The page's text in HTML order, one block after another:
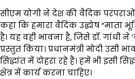
सीएम योगी ने देश की वैदिक परंपराओं
कहा कि हमारा वैदिक उद्घोष “माता
है। यह वही भावना है, जिसे डॉ. गांधी
प्रस्तुत किया। प्रधानमंत्री मोदी उसी
सिद्धांत में दोहरा रहे हैं। हमें भी इसी
क्षेत्र में कार्य करना चाहिए।